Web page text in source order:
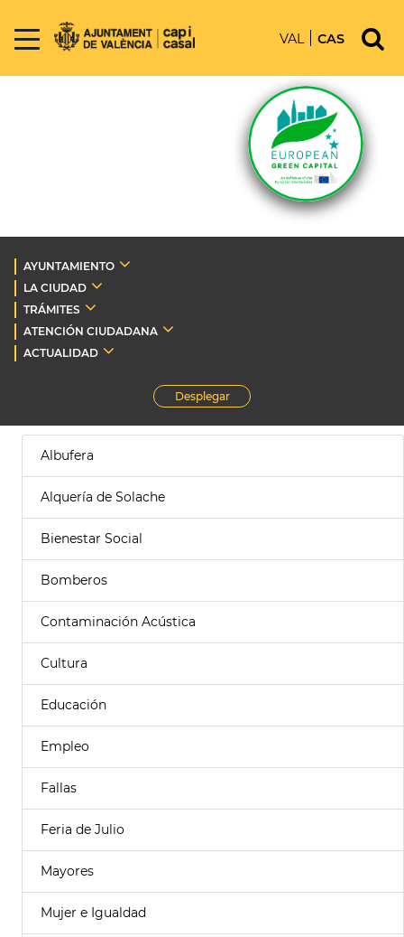
VAL CAS
AYUNTAMIENTO
LA CIUDAD
TRÁMITES
ATENCIÓN CIUDADANA
ACTUALIDAD
Desplegar
Albufera
Alquería de Solache
Bienestar Social
Bomberos
Contaminación Acústica
Cultura
Educación
Empleo
Fallas
Feria de Julio
Mayores
Mujer e Igualdad